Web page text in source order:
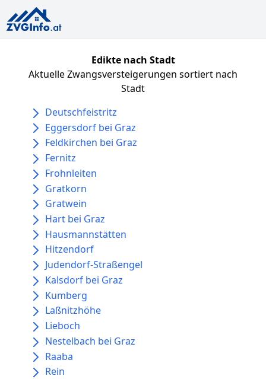
Edikte nach Stadt
Aktuelle Zwangsversteigerungen sortiert nach
Stadt
Deutschfeistritz
Eggersdorf bei Graz
Feldkirchen bei Graz
Fernitz
Frohnleiten
Gratkorn
Gratwein
Hart bei Graz
Hausmannstätten
Hitzendorf
Judendorf-Straßengel
Kalsdorf bei Graz
Kumberg
Laßnitzhöhe
Lieboch
Nestelbach bei Graz
Raaba
Rein